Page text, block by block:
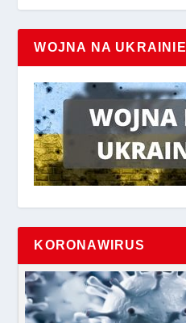
WOJNA NA UKRAINIE
KORONAWIRUS